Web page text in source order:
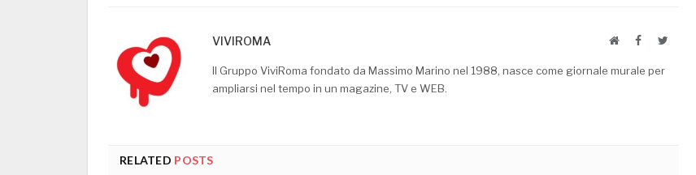
VIVIROMA WebsiteFacebookTwitter
Il Gruppo ViviRoma fondato da Massimo Marino nel 1988, nasce come giornale murale per
ampliarsi nel tempo in un magazine, TV e WEB.
RELATED POSTS